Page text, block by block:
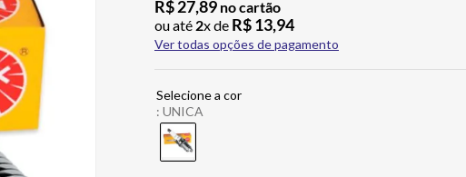
R$27,89 no cartão
ou até 2x de R$13,94
Ver todas opções de pagamento
: UNICA